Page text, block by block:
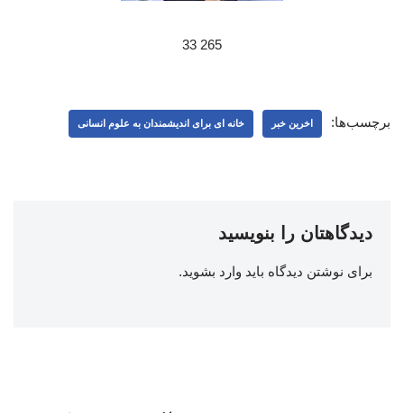
265 33
برچسب‌ها: اخرین خبر خانه ای برای اندیشمندان به علوم انسانی
دیدگاهتان را بنویسید
برای نوشتن دیدگاه باید وارد بشوید.